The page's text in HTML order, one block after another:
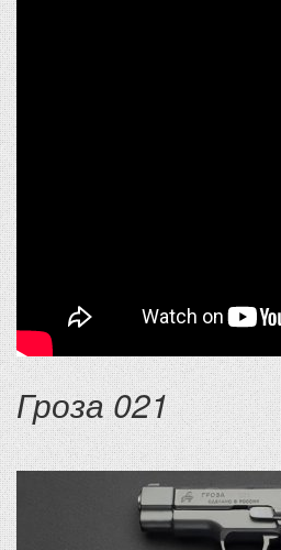
Гроза 021